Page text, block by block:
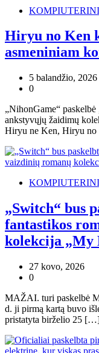
Hiryu no Ken
asmeniniam
5 balandžio, 2026
0
„NihonGame“
ankstyvųjų žaidimų
Hiryu ne Ken, Hiryu
„Switch“ bus
fantastikos
kolekcija „My
27 kovo, 2026
0
MAŽAI. turi paskelbė
d. ji pirmą kartą buvo
pristatyta birželio 25